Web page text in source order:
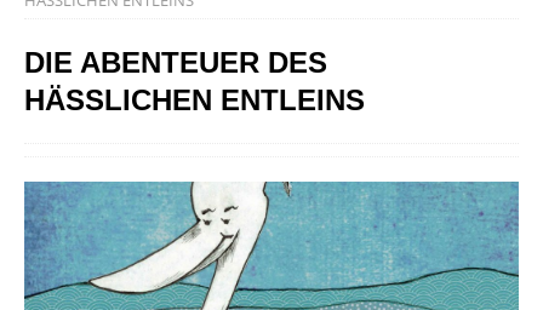
DIE ABENTEUER DES
HÄSSLICHEN ENTLEINS